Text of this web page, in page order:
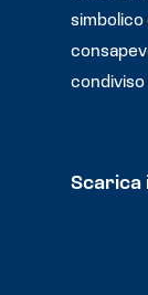
simbolico
condiviso
Scarica